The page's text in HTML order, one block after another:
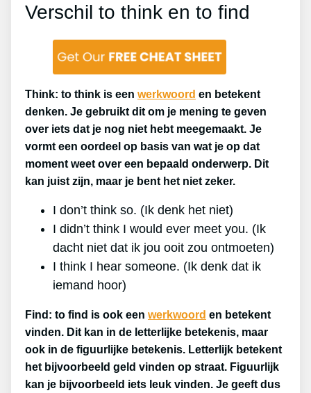
Verschil to think en to find
Think: to think is een werkwoord en betekent
denken. Je gebruikt dit om je mening te geven
over iets dat je nog niet hebt meegemaakt. Je
vormt een oordeel op basis van wat je op dat
moment weet over een bepaald onderwerp. Dit
kan juist zijn, maar je bent het niet zeker.
I don’t think so. (Ik denk het niet)
I didn’t think I would ever meet you. (Ik
dacht niet dat ik jou ooit zou ontmoeten)
I think I hear someone. (Ik denk dat ik
iemand hoor)
Find: to find is ook een werkwoord en betekent
vinden. Dit kan in de letterlijke betekenis, maar
ook in de figuurlijke betekenis. Letterlijk betekent
het bijvoorbeeld geld vinden op straat. Figuurlijk
kan je bijvoorbeeld iets leuk vinden. Je geeft dus